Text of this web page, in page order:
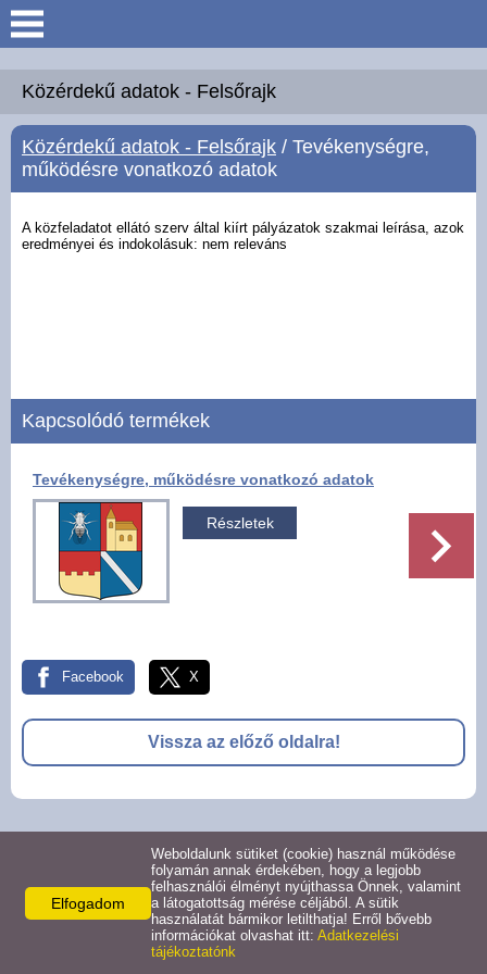
Keresés
Köszöntő
Hírek
Felsőrajk
Pályázatok
Választási információk -
Felsőrajk
Választási információk -
Alsórajk
Közérdekű adatok -
Alsórajk
Közérdekű adatok - Felsőrajk
Közérdekű adatok - Felsőrajk / Tevékenységre,
működésre vonatkozó adatok
A közfeladatot ellátó szerv által kiírt pályázatok szakmai leírása, azok
eredményei és indokolásuk: nem releváns
Kapcsolódó termékek
Tevékenységre, működésre vonatkozó adatok
Részletek
Facebook X
Vissza az előző oldalra!
Adatkezelési tájékoztató
Oldal információk Impresszum
Elfogadom
Weboldalunk sütiket (cookie) használ működése
folyamán annak érdekében, hogy a legjobb
felhasználói élményt nyújthassa Önnek, valamint
a látogatottság mérése céljából. A sütik
használatát bármikor letilthatja! Erről bővebb
információkat olvashat itt: Adatkezelési
tájékoztatónk